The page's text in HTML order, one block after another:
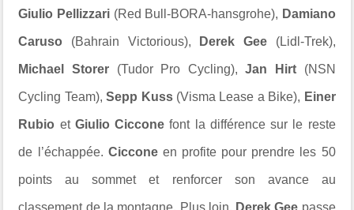
Giulio Pellizzari (Red Bull-BORA-hansgrohe), Damiano
Caruso (Bahrain Victorious), Derek Gee (Lidl-Trek),
Michael Storer (Tudor Pro Cycling),Jan Hirt (NSN
Cycling Team),Sepp Kuss (Visma Lease a Bike), Einer
Rubio et Giulio Ciccone font la différence sur le reste
de l’échappée. Ciccone en profite pour prendre les 50
points au sommet et renforcer son avance au